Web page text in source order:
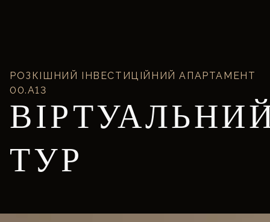
РОЗКІШНИЙ ІНВЕСТИЦІЙНИЙ АПАРТАМЕНТ
00.A13
ТУР